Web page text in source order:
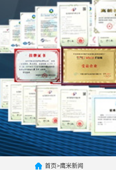
首页>鹰米新闻